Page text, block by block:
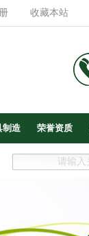
收藏本站
制造 荣誉资质